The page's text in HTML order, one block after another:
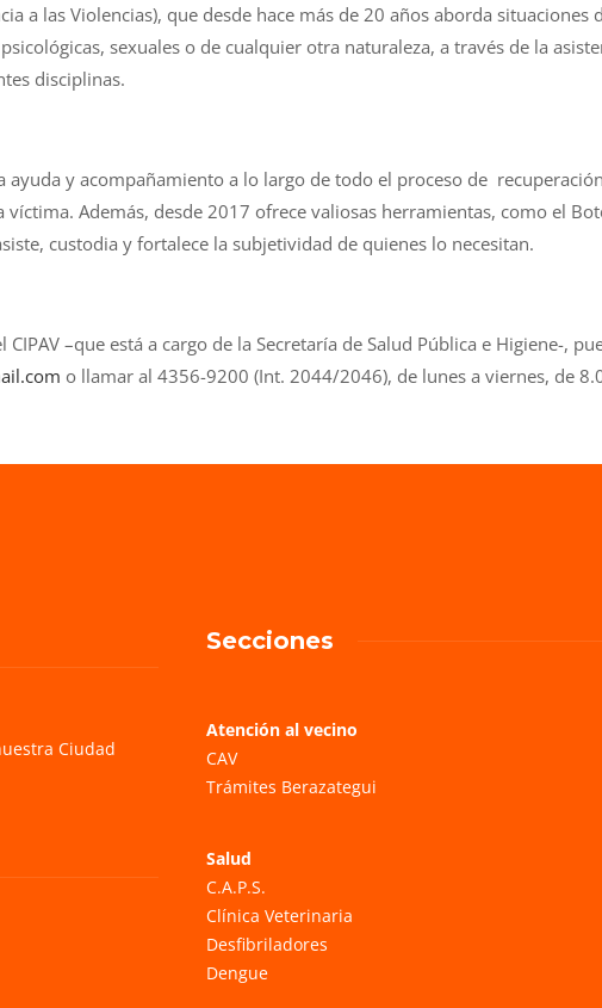
a las Violencias), que desde hace más de 20 años aborda situaciones
sexuales o de cualquier otra naturaleza, a través de la
disciplinas.
ayuda y acompañamiento a lo largo de todo el proceso de
víctima. Además, desde 2017 ofrece valiosas herramientas, como el
custodia y fortalece la subjetividad de quienes lo necesitan.
CIPAV –que está a cargo de la Secretaría de Salud Pública e Higiene-,
o llamar al 4356-9200 (Int. 2044/2046), de lunes a viernes, de
Ciudad
Secciones
Atención al vecino
CAV
Trámites Berazategui
Salud
C.A.P.S.
Clínica Veterinaria
Desfibriladores
Dengue